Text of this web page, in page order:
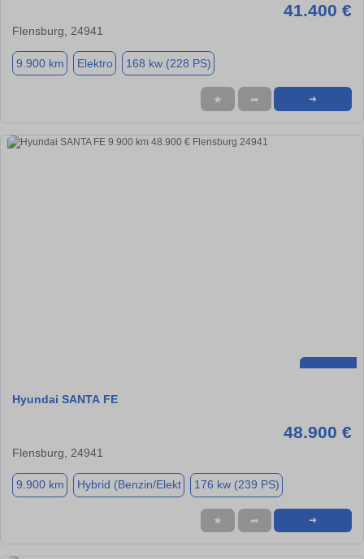
41.400 €
Flensburg, 24941
9.900 km Elektro 168 kw (228 PS)
★ ➦ ➜
Hyundai SANTA FE
48.900 €
Flensburg, 24941
9.900 km Hybrid (Benzin/Elekt 176 kw (239 PS)
★ ➦ ➜